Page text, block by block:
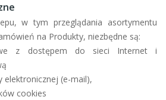
w tym przeglądania asortymentu
na Produkty, niezbędne są:
z dostępem do sieci Internet i
elektronicznej (e-mail),
cookies